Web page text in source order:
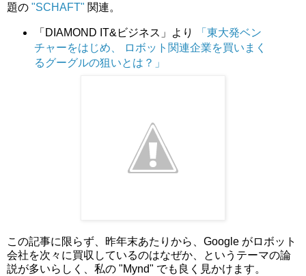
題の "SCHAFT" 関連。
「DIAMOND IT&ビジネス」より
「東大発ベン
チャーをはじめ、 ロボット関連企業を買いまく
るグーグルの狙いとは？」
この記事に限らず、昨年末あたりから、Google がロボット
会社を次々に買収しているのはなぜか、というテーマの論
説が多いらしく、私の "Mynd" でも良く見かけます。